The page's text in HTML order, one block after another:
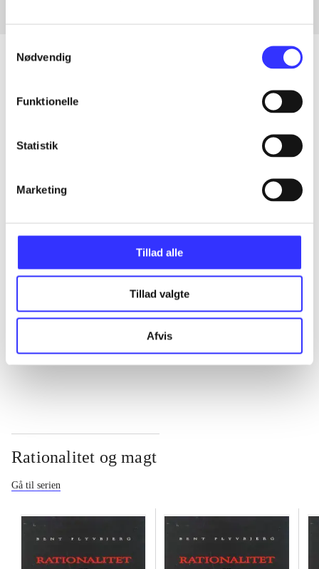
Nødvendig
Funktionelle
Statistik
Marketing
Tillad alle
Tillad valgte
Afvis
Artikler
Rationalitet og magt
Gå til serien